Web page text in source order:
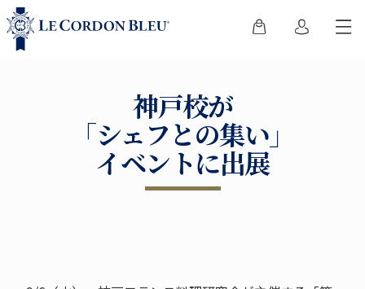
神戸校が
「シェフとの集い」
イベントに出展